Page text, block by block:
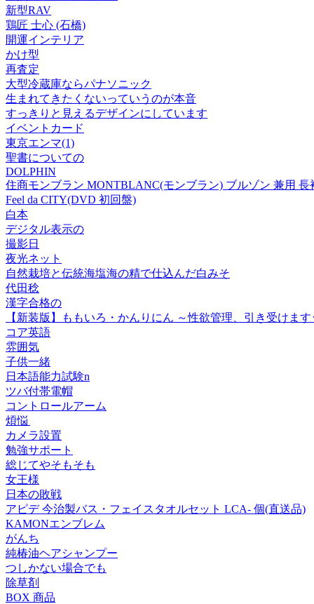
新型RAV
鶏匠 士心 (石橋)
開運インテリア
かけ型
再査定
大型冷蔵庫ならパナソニック
生まれてきたくないっていうのが本音
すっきりと見えるデザインにしています
イベントカード
東京エンマ(1)
聖書についての
DOLPHIN
住商モンブラン MONTBLANC(モンブラン) ブルゾン 兼用 長
Feel da CITY(DVD 初回盤)
白本
デジタル表示の
撮影日
夜光ネット
自然栽培と伝統海塩海の精で仕込んだ白みそ
代田稔
漢字合格の
【新装版】ももいろ・かんりにん ～性欲管理、引き受けま
コア英語
雰囲気
子供一緒
日本語能力試験n
ツバ付帯電帽
コントロールアーム
煩悩
カメラ設置
勉強サポート
総じてやそもそも
女王様
日本の敗戦
アピデ 今治製バス・フェイスタオルセット LCA- 個(直送品)
KAMONエンブレム
がんち
純椿油ヘアシャンプー
つしかない場合でも
除草剤
BOX 商品